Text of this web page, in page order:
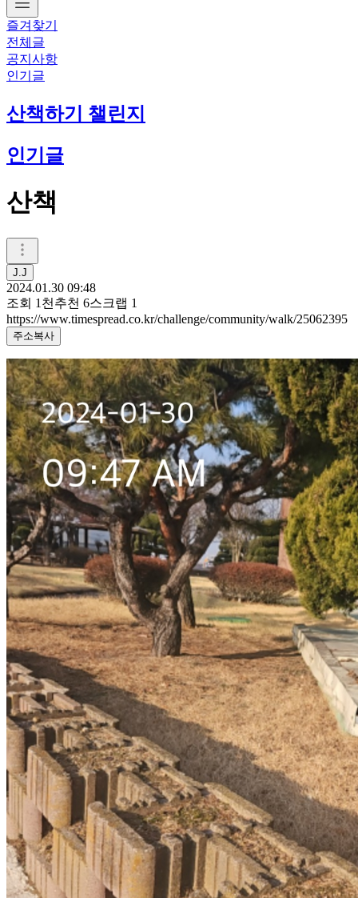
즐겨찾기
전체글
공지사항
인기글
산책하기 챌린지
인기글
산책
J.J
2024.01.30 09:48
조회 1천 추천 6스크랩 1
https://www.timespread.co.kr/challenge/community/walk/25062395
주소복사